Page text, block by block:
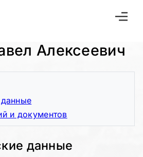
Алексеевич
данные
и документов